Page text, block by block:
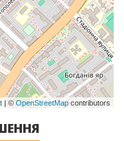
| ©OpenStreetMap contributors